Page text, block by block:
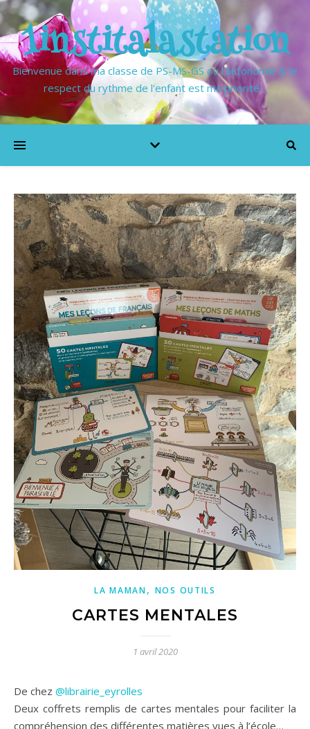
1institalastation
Bienvenue dans ma classe de PS-MS-GS où l'autonomie & le
respect du rythme de l'enfant est ma priorité…
LA MAMAN, NOS OUTILS
CARTES MENTALES
1 avril 2020
De chez @librairie_eyrolles
Deux coffrets remplis de cartes mentales pour faciliter la
compréhension des différentes matières vues à l’école…